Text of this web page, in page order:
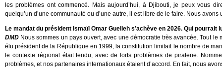
les problèmes ont commencé. Mais aujourd’hui, à Djibouti, je peux vous
quelqu’un d’une communauté ou d’une autre, il est libre de le faire. Nous
Le mandat du président Ismaïl Omar Guelleh s’achève en 2026. Qui
DMD Nous sommes un pays ouvert, avec une démocratie très avancée. Tout
élu président de la République en 1999, la constitution limitait le nombre de
le contexte régional était tendu, avec de forts problèmes de piraterie.
problèmes, et nos partenaires internationaux étaient d’accord. En fait, nous